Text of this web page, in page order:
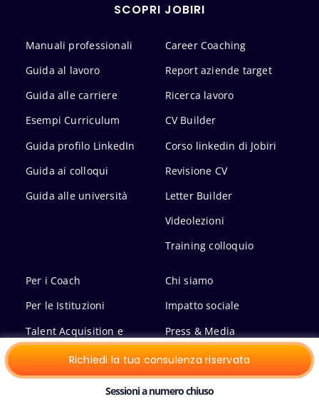
Richiedi la tua consulenza riservata
Sessioni a numero chiuso
SCOPRI JOBIRI
Manuali professionali
Guida al lavoro
Guida alle carriere
Esempi Curriculum
Guida profilo LinkedIn
Guida ai colloqui
Guida alle università
Career Coaching
Report aziende target
Ricerca lavoro
CV Builder
Corso linkedin di Jobiri
Revisione CV
Letter Builder
Videolezioni
Training colloquio
Per i Coach
Per le Istituzioni
Talent Acquisition e
Recruiting
Lavora con noi
Chi siamo
Impatto sociale
Press & Media
Ricerche e Osservatori
Jobiri sul mercato lavoro
Domande Frequenti